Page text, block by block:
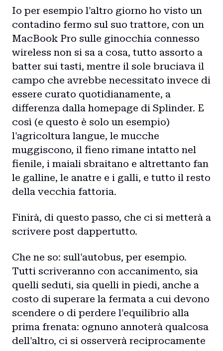
Io per esempio l'altro giorno ho visto un
contadino fermo sul suo trattore, con un
MacBook Pro sulle ginocchia connesso
wireless non si sa a cosa, tutto assorto a
batter sui tasti, mentre il sole bruciava il
campo che avrebbe necessitato invece di
essere curato quotidianamente, a
differenza dalla homepage di Splinder. E
così (e questo è solo un esempio)
l'agricoltura langue, le mucche
muggiscono, il fieno rimane intatto nel
fienile, i maiali sbraitano e altrettanto fan
le galline, le anatre e i galli, e tutto il resto
della vecchia fattoria.
Finirà, di questo passo, che ci si metterà a
scrivere post dappertutto.
Che ne so: sull'autobus, per esempio.
Tutti scriveranno con accanimento, sia
quelli seduti, sia quelli in piedi, anche a
costo di superare la fermata a cui devono
scendere o di perdere l'equilibrio alla
prima frenata: ognuno annoterà qualcosa
dell'altro, ci si osserverà reciprocamente